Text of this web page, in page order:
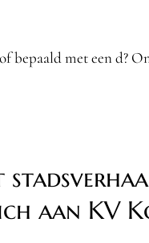
bepaald met een d?
aan KV